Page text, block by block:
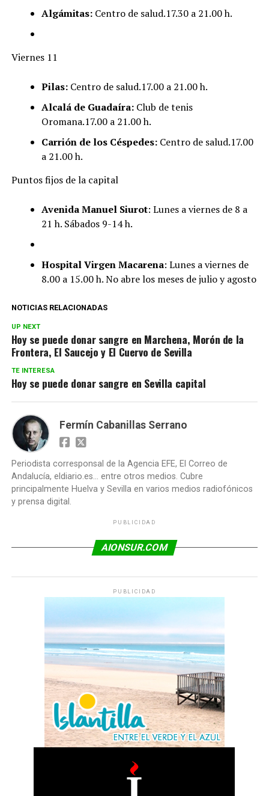
Algámitas: Centro de salud.17.30 a 21.00 h.
Viernes 11
Pilas: Centro de salud.17.00 a 21.00 h.
Alcalá de Guadaíra: Club de tenis
Oromana.17.00 a 21.00 h.
Carrión de los Céspedes: Centro de salud.17.00
a 21.00 h.
Puntos fijos de la capital
Avenida Manuel Siurot: Lunes a viernes de 8 a
21 h. Sábados 9-14 h.
Hospital Virgen Macarena: Lunes a viernes de
8.00 a 15.00 h. No abre los meses de julio y agosto
NOTICIAS RELACIONADAS
UP NEXT
Hoy se puede donar sangre en Marchena, Morón de la
Frontera, El Saucejo y El Cuervo de Sevilla
TE INTERESA
Hoy se puede donar sangre en Sevilla capital
Fermín Cabanillas Serrano
Periodista corresponsal de la Agencia EFE, El Correo de
Andalucía, eldiario.es... entre otros medios. Cubre
principalmente Huelva y Sevilla en varios medios radiofónicos
y prensa digital.
PUBLICIDAD
AIONSUR.COM
PUBLICIDAD